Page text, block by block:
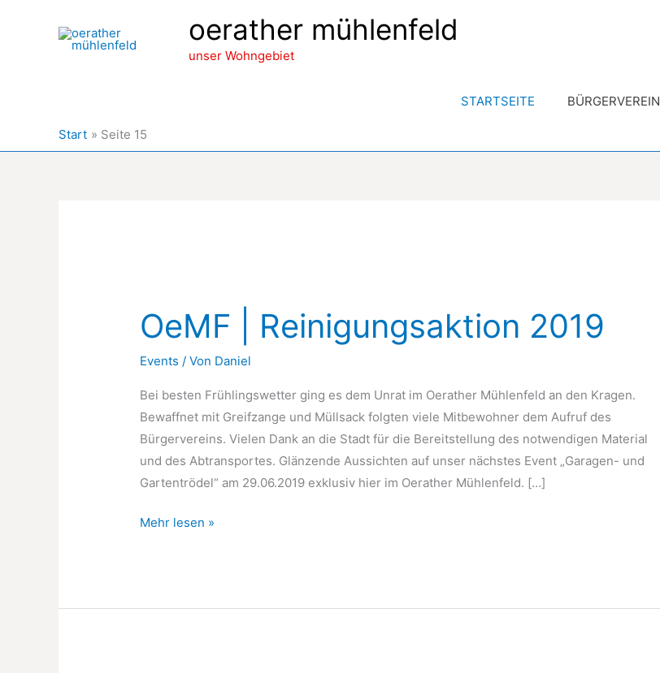
oerather mühlenfeld
unser Wohngebiet
STARTSEITE BÜRGERVEREIN
Start Seite 15
OeMF | Reinigungsaktion 2019
Events / Von Daniel
Bei besten Frühlingswetter ging es dem Unrat im Oerather Mühlenfeld an den Kragen.
Bewaffnet mit Greifzange und Müllsack folgten viele Mitbewohner dem Aufruf des
Bürgervereins. Vielen Dank an die Stadt für die Bereitstellung des notwendigen Material
und des Abtransportes. Glänzende Aussichten auf unser nächstes Event „Garagen- und
Gartentrödel“ am 29.06.2019 exklusiv hier im Oerather Mühlenfeld. […]
OeMF
Mehr lesen »